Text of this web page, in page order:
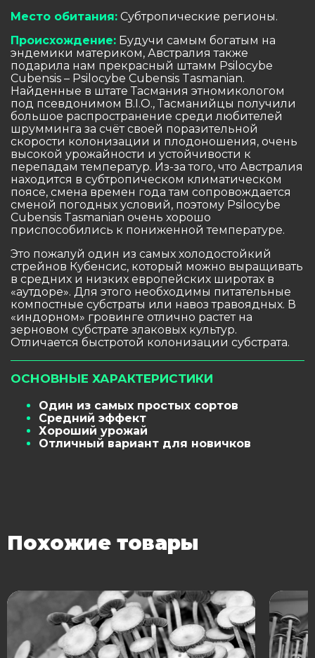
Место обитания: Субтропические регионы.
Происхождение: Будучи самым богатым на
эндемики материком, Австралия также
подарила нам прекрасный штамм Psilocybe
Cubensis – Psilocybe Cubensis Tasmanian.
Найденные в штате Тасмания этномикологом
под псевдонимом B.I.O., Тасманийцы получили
большое распространение среди любителей
шрумминга за счёт своей поразительной
скорости колонизации и плодоношения, очень
высокой урожайности и устойчивости к
перепадам температур. Из-за того, что Австралия
находится в субтропическом климатическом
поясе, смена времен года там сопровождается
сменой погодных условий, поэтому Psilocybe
Cubensis Tasmanian очень хорошо
приспособились к пониженной температуре.
Это пожалуй один из самых холодостойкий
стрейнов Кубенсис, который можно выращивать
в средних и низких европейских широтах в
«аутдоре». Для этого необходимы питательные
компостные субстраты или навоз травоядных. В
«индорном» гровинге отлично растет на
зерновом субстрате злаковых культур.
Отличается быстротой колонизации субстрата.
ОСНОВНЫЕ ХАРАКТЕРИСТИКИ
Один из самых простых сортов
Средний эффект
Хороший урожай
Отличный вариант для новичков
Похожие товары